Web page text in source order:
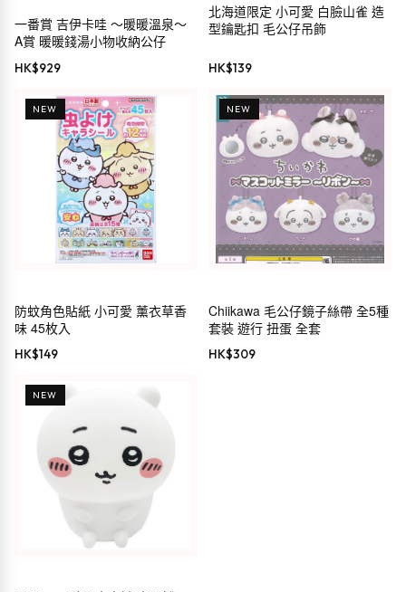
一番賞 吉伊卡哇 ～暖暖溫泉～
A賞 暖暖錢湯小物收納公仔
HK$929
北海道限定 小可愛 白臉山雀 造
型鑰匙扣 毛公仔吊飾
HK$139
NEW
防蚊角色貼紙 小可愛 薰衣草香
味 45枚入
HK$149
NEW
Chiikawa 毛公仔鏡子絲帶 全5種
套裝 遊行 扭蛋 全套
HK$309
NEW